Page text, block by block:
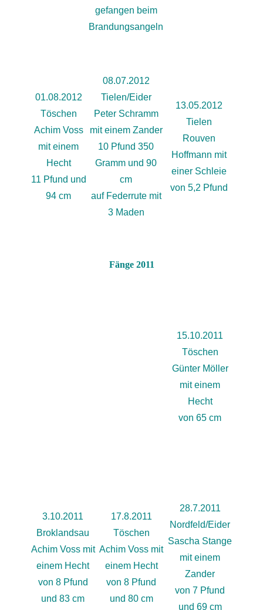
gefangen beim
Brandungsangeln
01.08.2012
Töschen
Achim Voss
mit einem
Hecht
11 Pfund und
94 cm
08.07.2012
Tielen/Eider
Peter Schramm
mit einem Zander
10 Pfund 350
Gramm und 90
cm
auf Federrute mit
3 Maden
13.05.2012
Tielen
Rouven
Hoffmann mit
einer Schleie
von 5,2 Pfund
Fänge 2011
15.10.2011
Töschen
Günter Möller
mit einem
Hecht
von 65 cm
3.10.2011
Broklandsau
Achim Voss mit
einem Hecht
von 8 Pfund
und 83 cm
17.8.2011
Töschen
Achim Voss mit
einem Hecht
von 8 Pfund
und 80 cm
28.7.2011
Nordfeld/Eider
Sascha Stange
mit einem
Zander
von 7 Pfund
und 69 cm